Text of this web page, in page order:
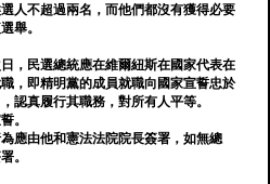
人不超過兩名，而他們都沒有獲得必要
舉。
，民選總統應在維爾紐斯在國家代表在
，即精明黨的成員就職向國家宣誓忠於
認真履行其職務，對所有人平等。
。
應由他和憲法法院院長簽署，如無總
。